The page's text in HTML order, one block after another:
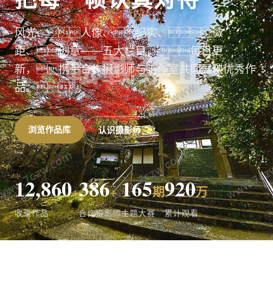
风光、人像、纪实、微
距、创意——五大栏目，每日更
新，携手合作摄影师与工作室共同展映优秀作
品。
浏览作品库 认识摄影师
12,860+
收录作品
386+
合作摄影师
165期
主题大赛
920万
累计观看